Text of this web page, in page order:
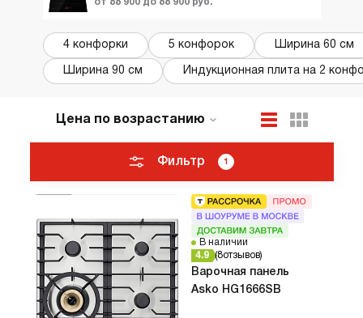
от 88 900 до 88 900 руб.
4 конфорки 5 конфорок Ширина 60 см
Ширина 90 см Индукционная плита на 2
Цена по возрастанию
По популярности
ТОП лучших
Акции и Скидки
Фильтр 1
В наличии
4.9
8отзывов
Варочная панель
Asko HG1666SB